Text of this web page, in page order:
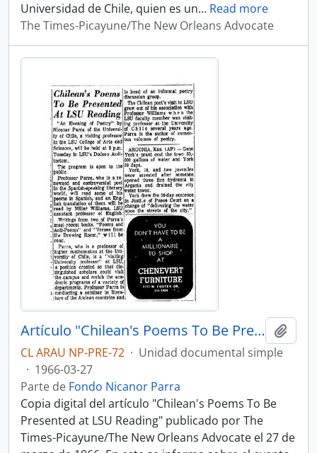
Universidad de Chile, quien es un… Read more
The Times-Picayune/The New Orleans Advocate
Artículo "Chilean's Poems To Be Presented at LSU Reading" de The Times-Picayune/The New Orleans Advocate
CL ARAU NP-PRE-72 · Unidad documental simple
· 1966-03-27
Parte de Fondo Nicanor Parra
Copia digital del artículo "Chilean's Poems To Be
Presented at LSU Reading" publicado por The
Times-Picayune/The New Orleans Advocate el 27 de